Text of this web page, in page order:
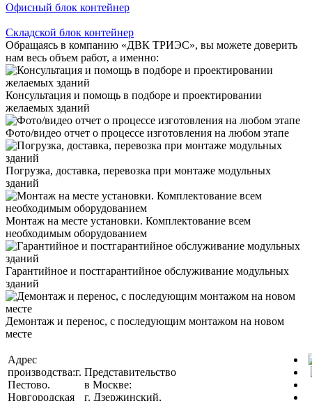
Офисный блок контейнер
Складской блок контейнер
Обращаясь в компанию «ДВК ТРИЭС», вы можете доверить
нам весь объем работ, а именно:
Консультация и помощь в подборе и проектировании
желаемых зданий
Фото/видео отчет о процессе изготовления на любом этапе
Погрузка, доставка, перевозка при монтаже модульных
зданий
Монтаж на месте установки. Комплектование всем
необходимым оборудованием
Гарантийное и постгарантийное обслуживание модульных
зданий
Демонтаж и перенос, с последующим монтажом на новом
месте
Адрес
производства:г.
Пестово.
Новгородская
Представительство
в Москве:
г. Дзержинский,